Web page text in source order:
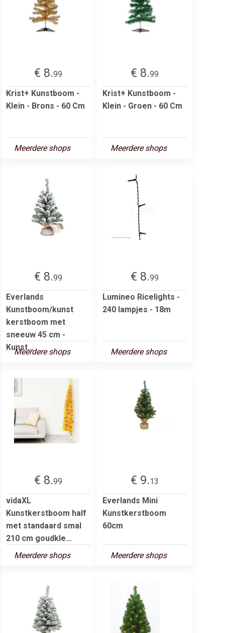
€ 8.99
Krist+ Kunstboom -
Klein - Brons - 60 Cm
Meerdere shops
€ 8.99
Krist+ Kunstboom -
Klein - Groen - 60 Cm
Meerdere shops
€ 8.99
Everlands
Kunstboom/kunst
kerstboom met
sneeuw 45 cm -
Kunst...
Meerdere shops
€ 8.99
Lumineo Ricelights -
240 lampjes - 18m
Meerdere shops
€ 8.99
vidaXL
Kunstkerstboom half
met standaard smal
210 cm goudkle...
Meerdere shops
€ 9.13
Everlands Mini
Kunstkerstboom
60cm
Meerdere shops